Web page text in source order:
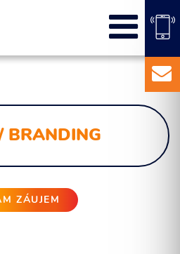
BRANDING
ZÁUJEM
sietí
manažér pre vašu firmu